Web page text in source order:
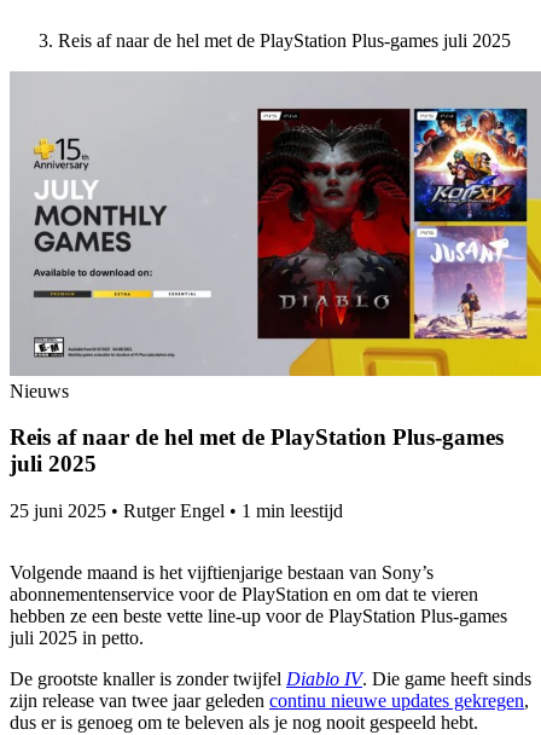
Reis af naar de hel met de PlayStation Plus-games juli 2025
Nieuws
Reis af naar de hel met de PlayStation Plus-games
juli 2025
25 juni 2025 • Rutger Engel • 1 min leestijd
Volgende maand is het vijftienjarige bestaan van Sony’s
abonnementenservice voor de PlayStation en om dat te vieren
hebben ze een beste vette line-up voor de PlayStation Plus-games
juli 2025 in petto.
De grootste knaller is zonder twijfel Diablo IV. Die game heeft sinds
zijn release van twee jaar geleden continu nieuwe updates gekregen,
dus er is genoeg om te beleven als je nog nooit gespeeld hebt.